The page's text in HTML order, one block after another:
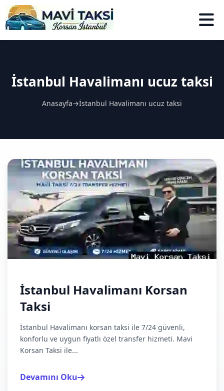
İstanbul Havalimanı ucuz taksi
Anasayfa→İstanbul Havalimanı ucuz taksi
İstanbul Havalimanı Korsan
Taksi
İstanbul Havalimanı korsan taksi ile 7/24 güvenli,
konforlu ve uygun fiyatlı özel transfer hizmeti. Mavi
Korsan Taksi ile...
Devamını Oku